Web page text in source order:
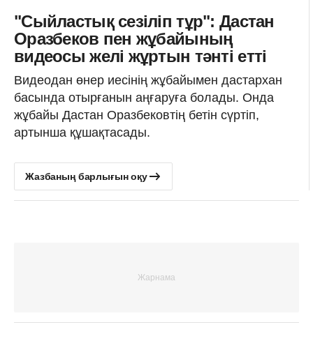
"Сыйластық сезіліп тұр": Дастан
Оразбеков пен жұбайының
видеосы желі жұртын тәнті етті
Видеодан өнер иесінің жұбайымен дастархан
басында отырғанын аңғаруға болады. Онда
жұбайы Дастан Оразбековтің бетін сүртіп,
артынша құшақтасады.
Жазбаның барлығын оқу